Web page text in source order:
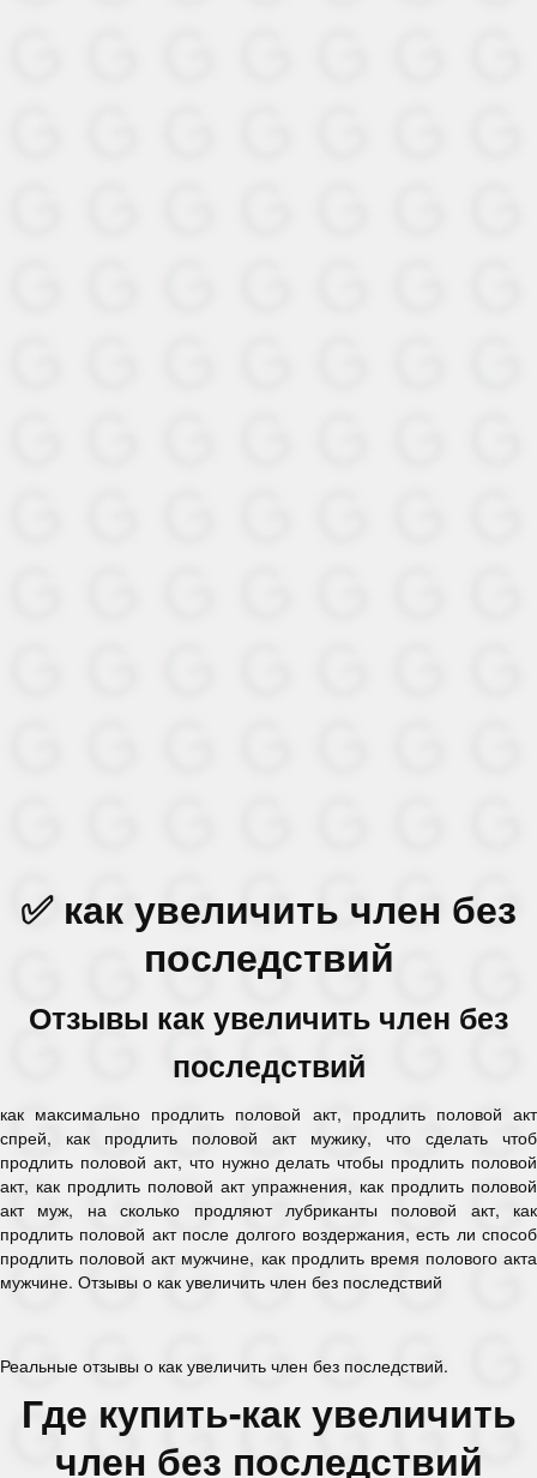
✅ как увеличить член без
последствий
Отзывы как увеличить член без
последствий
как максимально продлить половой акт, продлить половой акт
спрей, как продлить половой акт мужику, что сделать чтоб
продлить половой акт, что нужно делать чтобы продлить половой
акт, как продлить половой акт упражнения, как продлить половой
акт муж, на сколько продляют лубриканты половой акт, как
продлить половой акт после долгого воздержания, есть ли способ
продлить половой акт мужчине, как продлить время полового акта
мужчине. Отзывы о как увеличить член без последствий
Реальные отзывы о как увеличить член без последствий.
Где купить-как увеличить
член без последствий